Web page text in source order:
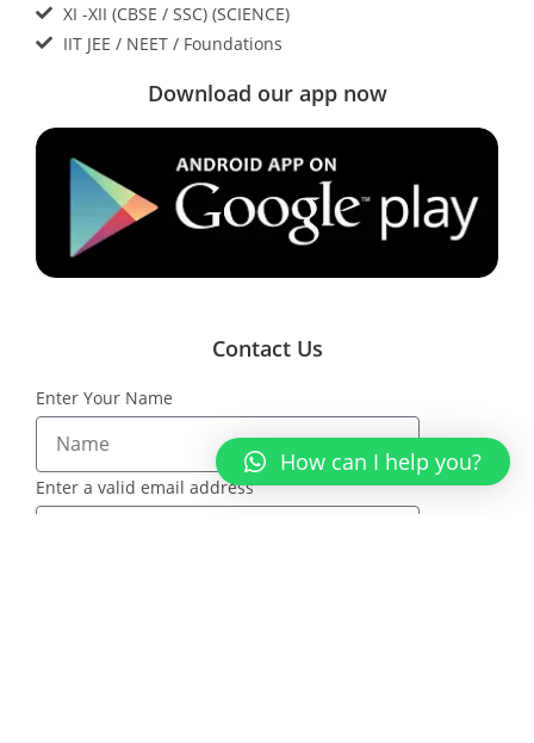
XI -XII (CBSE / SSC) (SCIENCE)
IIT JEE / NEET / Foundations
Download our app now
Contact Us
Enter Your Name
Enter a valid email address
How can I help you?